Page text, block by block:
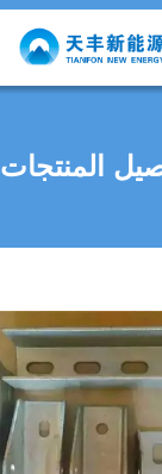
المنتجات